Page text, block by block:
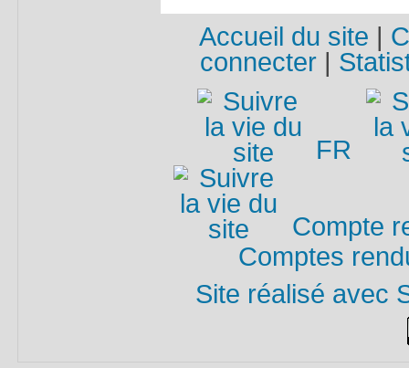
Accueil du site |
connecter|
FR
Compte
Comptes
Site réalisé avec